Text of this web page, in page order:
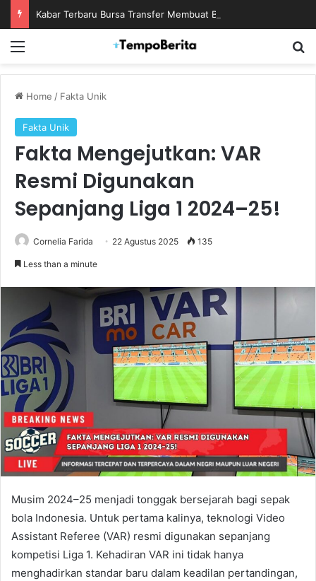
Home / Fakta Unik
Fakta Unik
Fakta Mengejutkan: VAR
Resmi Digunakan
Sepanjang Liga 1 2024–25!
Cornelia Farida 22 Agustus 2025 135
Less than a minute
Musim 2024–25 menjadi tonggak bersejarah bagi sepak
bola Indonesia. Untuk pertama kalinya, teknologi Video
Assistant Referee (VAR) resmi digunakan sepanjang
kompetisi Liga 1. Kehadiran VAR ini tidak hanya
menghadirkan standar baru dalam keadilan pertandingan,